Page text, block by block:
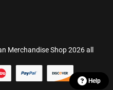
Merchandise Shop 2026 all
Help